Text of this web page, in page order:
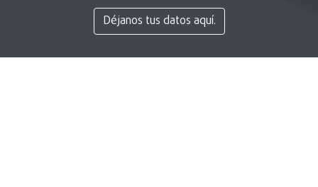
Déjanos tus datos aquí.